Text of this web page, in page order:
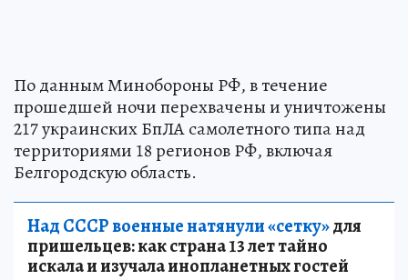
По данным Минобороны РФ, в течение
прошедшей ночи перехвачены и уничтожены
217 украинских БпЛА самолетного типа над
территориями 18 регионов РФ, включая
Белгородскую область.
Над СССР военные натянули «сетку»для
пришельцев: как страна 13 лет тайно
искала и изучала инопланетных гостей